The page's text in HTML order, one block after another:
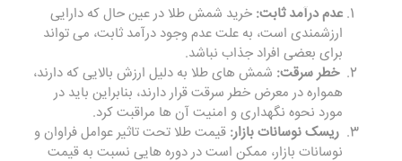
عدم درآمد ثابت: خرید شمش طلا در عین حال که دارایی
ارزشمندی است، به علت عدم وجود درآمد ثابت، می ‌تواند
برای بعضی افراد جذاب نباشد.
خطر سرقت: شمش‌ های طلا به دلیل ارزش بالایی که دارند،
همواره در معرض خطر سرقت قرار دارند، بنابراین باید در
مورد نحوه نگهداری و امنیت آن ‌ها مراقبت کرد.
ریسک نوسانات بازار: قیمت طلا تحت تاثیر عوامل فراوان و
نوسانات بازار، ممکن است در دوره ‌هایی نسبت به قیمت